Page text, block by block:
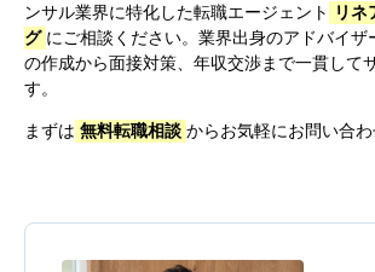
ンサル業界に特化した転職エージェント
リネ
グ にご相談ください。業界出身のアドバイザ
の作成から面接対策、年収交渉まで一貫して
す。
まずは 無料転職相談 からお気軽にお問い合わ